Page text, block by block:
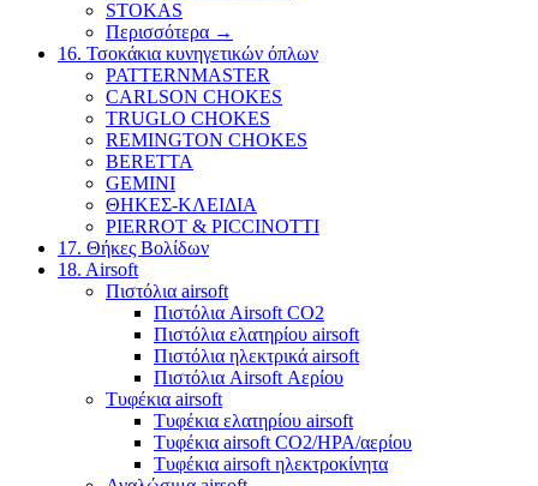
STOKAS
Περισσότερα →
16. Τσοκάκια κυνηγετικών όπλων
PATTERNMASTER
CARLSON CHOKES
TRUGLO CHOKES
REMINGTON CHOKES
BERETTA
GEMINI
ΘΗΚΕΣ-ΚΛΕΙΔΙΑ
PIERROT & PICCINOTTI
17. Θήκες Βολίδων
18. Airsoft
Πιστόλια airsoft
Πιστόλια Airsoft CO2
Πιστόλια ελατηρίου airsoft
Πιστόλια ηλεκτρικά airsoft
Πιστόλια Airsoft Αερίου
Τυφέκια airsoft
Τυφέκια ελατηρίου airsoft
Τυφέκια airsoft CO2/HPA/αερίου
Τυφέκια airsoft ηλεκτροκίνητα